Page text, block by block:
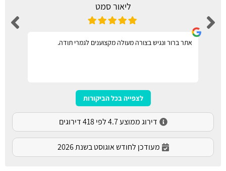
ליאור סמט
אתר ברור ונגיש בצורה מעולה מקצוענים לגמרי תודה.
לצפייה בכל הביקורות
דירוג ממוצע 4.7 לפי 418 דירוגים
מעודכן לחודש אוגוסט בשנת 2026